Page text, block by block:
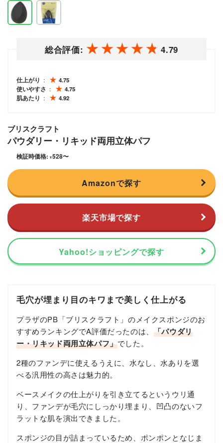
総合評価: 4.79
仕上がり
4.75
使いやすさ
4.75
肌あたり
4.92
ブリスクラフト
パウダリー・リキッド両用立体パフ
検証時価格: ¥528〜
Amazonで探す
楽天市場で探す
Yahoo!ショッピングで探す
毛穴が埋まり目のキワまで美しく仕上がる
プラザのPB「ブリスクラフト」のメイクスポンジのお
すすめランキングでA評価だったのは、 「パウダリ
ー・リキッド両用立体パフ」でした。
2種のファンデに使えるうえに、水なし、水ありを選
べる汎用性の高さは魅力的。
ベースメイクの仕上がりを引き立てるというウリ通
り、ファンデが毛穴にしっかり埋まり、凹凸のないフ
ラットな肌を演出できました。
スポンジの目が詰まっているため、ポンポンとなじま